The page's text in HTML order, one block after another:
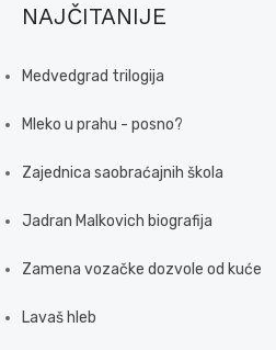
NAJČITANIJE
Medvedgrad trilogija
Mleko u prahu - posno?
Zajednica saobraćajnih škola
Jadran Malkovich biografija
Zamena vozačke dozvole od kuće
Lavaš hleb